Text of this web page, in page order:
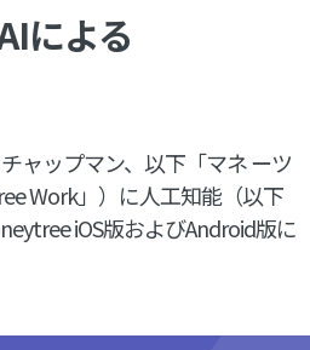
による
ャップマン、以下「マネ ーツ
Work」）に人工知能（以下
iOS版およびAndroid版に